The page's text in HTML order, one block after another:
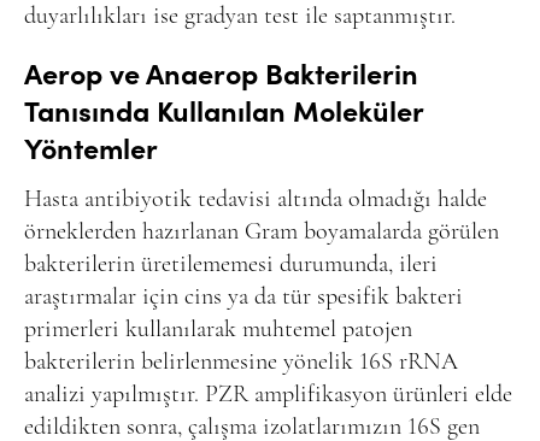
duyarlılıkları ise gradyan test ile saptanmıştır.
Aerop ve Anaerop Bakterilerin
Tanısında Kullanılan Moleküler
Yöntemler
Hasta antibiyotik tedavisi altında olmadığı halde
örneklerden hazırlanan Gram boyamalarda görülen
bakterilerin üretilememesi durumunda, ileri
araştırmalar için cins ya da tür spesifik bakteri
primerleri kullanılarak muhtemel patojen
bakterilerin belirlenmesine yönelik 16S rRNA
analizi yapılmıştır. PZR amplifikasyon ürünleri elde
edildikten sonra, çalışma izolatlarımızın 16S gen